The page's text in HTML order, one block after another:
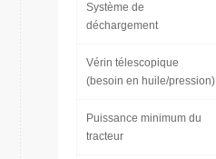
Système de
déchargement
Vérin télescopique
(besoin en huile/pression)
Puissance minimum du
tracteur